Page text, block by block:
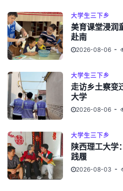
大学生三下乡
美育课堂浸润
赴南
2026-08-06
大学生三下乡
走访乡土察变
大学
2026-08-06
大学生三下乡
陕西理工大学
践履
2026-08-03